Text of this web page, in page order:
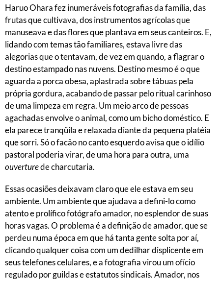
Haruo Ohara fez inumeráveis fotografias da família, das
frutas que cultivava, dos instrumentos agrícolas que
manuseava e das flores que plantava em seus canteiros. E,
lidando com temas tão familiares, estava livre das
alegorias que o tentavam, de vez em quando, a flagrar o
destino estampado nas nuvens. Destino mesmo é o que
aguarda a porca obesa, aplastrada sobre tábuas pela
própria gordura, acabando de passar pelo ritual carinhoso
de uma limpeza em regra. Um meio arco de pessoas
agachadas envolve o animal, como um bicho doméstico. E
ela parece tranqüila e relaxada diante da pequena platéia
que sorri. Só o facão no canto esquerdo avisa que o idílio
pastoral poderia virar, de uma hora para outra, uma
ouverturede charcutaria.
Essas ocasiões deixavam claro que ele estava em seu
ambiente. Um ambiente que ajudava a defini-lo como
atento e prolífico fotógrafo amador, no esplendor de suas
horas vagas. O problema é a definição de amador, que se
perdeu numa época em que há tanta gente solta por aí,
clicando qualquer coisa com um dedilhar displicente em
seus telefones celulares, e a fotografia virou um ofício
regulado por guildas e estatutos sindicais. Amador, nos